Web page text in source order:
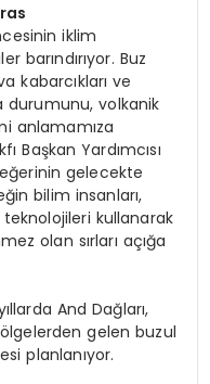
iklim
barındırıyor. Buz
kabarcıkları ve
volkanik
anlamamıza
Başkan Yardımcısı
gelecekte
bilim insanları,
kullanarak
olan sırları açığa
And Dağları,
gelen buzul
planlanıyor.